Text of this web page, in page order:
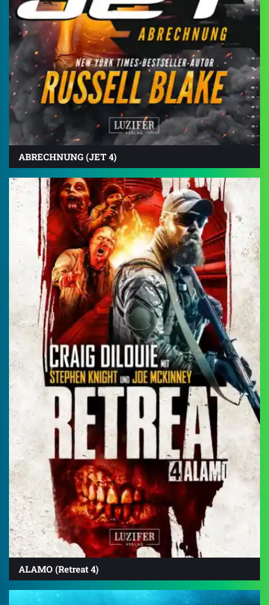
ABRECHNUNG (JET 4)
4.5
ALAMO (Retreat 4)